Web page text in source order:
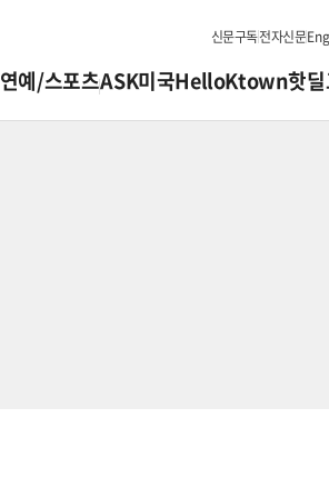
신문구독전자신문
연예/스포츠ASK미국HelloKtown핫딜